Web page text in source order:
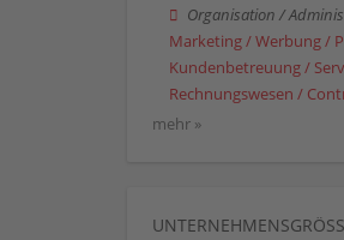
Organisation /
Marketing / Werbung /
Kundenbetreuung /
Rechnungswesen /
mehr »